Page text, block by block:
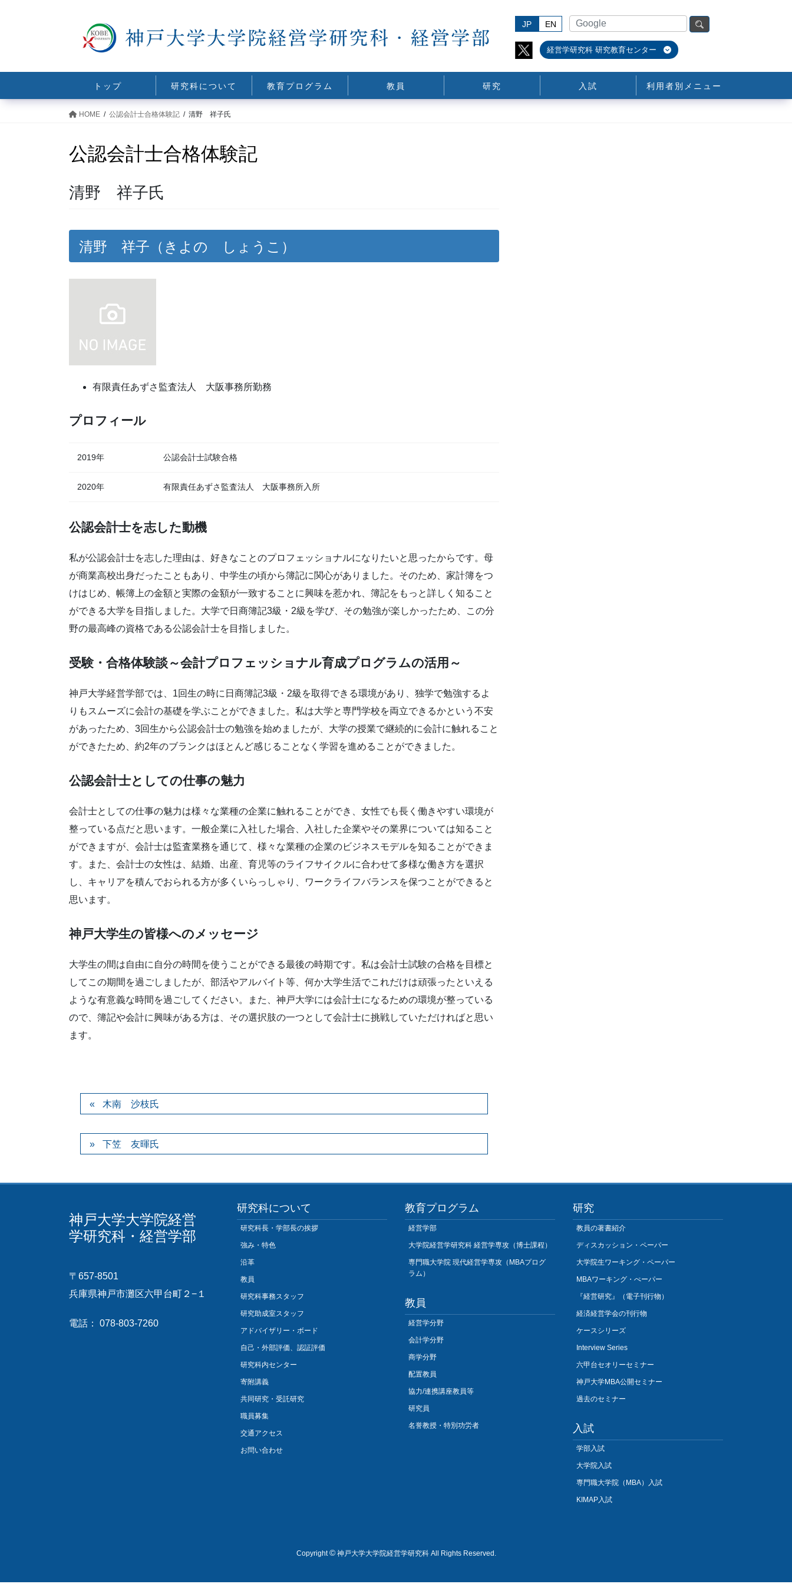
JP EN
経営学研究科 研究教育センター
トップ 研究科について 教育プログラム 教員 研究 入試 利用者別メニュー
HOME 公認会計士合格体験記 清野 祥子氏
公認会計士合格体験記
清野 祥子氏
清野 祥子（きよの しょうこ）
有限責任あずさ監査法人 大阪事務所勤務
プロフィール
2019年 公認会計士試験合格
2020年 有限責任あずさ監査法人 大阪事務所入所
公認会計士を志した動機
私が公認会計士を志した理由は、好きなことのプロフェッショナルになりたいと思ったからです。母
が商業高校出身だったこともあり、中学生の頃から簿記に関心がありました。そのため、家計簿をつ
けはじめ、帳簿上の金額と実際の金額が一致することに興味を惹かれ、簿記をもっと詳しく知ること
ができる大学を目指しました。大学で日商簿記3級・2級を学び、その勉強が楽しかったため、この分
野の最高峰の資格である公認会計士を目指しました。
受験・合格体験談～会計プロフェッショナル育成プログラムの活用～
神戸大学経営学部では、1回生の時に日商簿記3級・2級を取得できる環境があり、独学で勉強するよ
りもスムーズに会計の基礎を学ぶことができました。私は大学と専門学校を両立できるかという不安
があったため、3回生から公認会計士の勉強を始めましたが、大学の授業で継続的に会計に触れること
ができたため、約2年のブランクはほとんど感じることなく学習を進めることができました。
公認会計士としての仕事の魅力
会計士としての仕事の魅力は様々な業種の企業に触れることができ、女性でも長く働きやすい環境が
整っている点だと思います。一般企業に入社した場合、入社した企業やその業界については知ること
ができますが、会計士は監査業務を通じて、様々な業種の企業のビジネスモデルを知ることができま
す。また、会計士の女性は、結婚、出産、育児等のライフサイクルに合わせて多様な働き方を選択
し、キャリアを積んでおられる方が多くいらっしゃり、ワークライフバランスを保つことができると
思います。
神戸大学生の皆様へのメッセージ
大学生の間は自由に自分の時間を使うことができる最後の時期です。私は会計士試験の合格を目標と
してこの期間を過ごしましたが、部活やアルバイト等、何か大学生活でこれだけは頑張ったといえる
ような有意義な時間を過ごしてください。また、神戸大学には会計士になるための環境が整っている
ので、簿記や会計に興味がある方は、その選択肢の一つとして会計士に挑戦していただければと思い
ます。
木南 沙枝氏
下笠 友暉氏
神戸大学大学院経営
学研究科・経営学部
〒657-8501
兵庫県神戸市灘区六甲台町２−１
電話： 078-803-7260
研究科について
研究科長・学部長の挨拶
強み・特色
沿革
教員
研究科事務スタッフ
研究助成室スタッフ
アドバイザリー・ボード
自己・外部評価、認証評価
研究科内センター
寄附講義
共同研究・受託研究
職員募集
交通アクセス
お問い合わせ
教育プログラム
経営学部
大学院経営学研究科 経営学専攻（博士課程）
専門職大学院 現代経営学専攻（MBAプログ
ラム）
教員
経営学分野
会計学分野
商学分野
配置教員
協力/連携講座教員等
研究員
名誉教授・特別功労者
研究
教員の著書紹介
ディスカッション・ペーパー
大学院生ワーキング・ペーパー
MBAワーキング・ぺーパー
『経営研究』（電子刊行物）
経済経営学会の刊行物
ケースシリーズ
Interview Series
六甲台セオリーセミナー
神戸大学MBA公開セミナー
過去のセミナー
入試
学部入試
大学院入試
専門職大学院（MBA）入試
KIMAP入試
Copyright©神戸大学大学院経営学研究科 All Rights Reserved.